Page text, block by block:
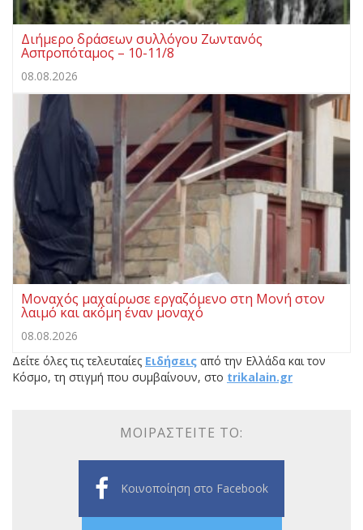
Διήμερο δράσεων συλλόγου Ζωντανός
Ασπροπόταμος – 10-11/8
08.08.2026
Μοναχός μαχαίρωσε εργαζόμενο στη Μονή στον
λαιμό και ακόμη έναν μοναχό
08.08.2026
Δείτε όλες τις τελευταίες Ειδήσεις από την Ελλάδα και τον
Κόσμο, τη στιγμή που συμβαίνουν, στο trikalain.gr
ΜΟΙΡΑΣΤΕΊΤΕ ΤΟ:
Κοινοποίηση στο Facebook